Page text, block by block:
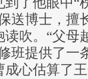
送博士，擅
吹。“父母
班提供了一
心估算了